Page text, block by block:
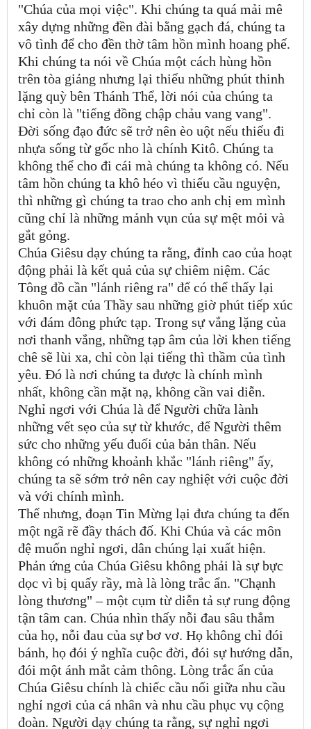
"Chúa của mọi việc". Khi chúng ta quá mải mê
xây dựng những đền đài bằng gạch đá, chúng ta
vô tình để cho đền thờ tâm hồn mình hoang phế.
Khi chúng ta nói về Chúa một cách hùng hồn
trên tòa giảng nhưng lại thiếu những phút thinh
lặng quỳ bên Thánh Thể, lời nói của chúng ta
chỉ còn là "tiếng đồng chập chảu vang vang".
Đời sống đạo đức sẽ trở nên èo uột nếu thiếu đi
nhựa sống từ gốc nho là chính Kitô. Chúng ta
không thể cho đi cái mà chúng ta không có. Nếu
tâm hồn chúng ta khô héo vì thiếu cầu nguyện,
thì những gì chúng ta trao cho anh chị em mình
cũng chỉ là những mảnh vụn của sự mệt mỏi và
gắt gỏng.
Chúa Giêsu dạy chúng ta rằng, đỉnh cao của hoạt
động phải là kết quả của sự chiêm niệm. Các
Tông đồ cần "lánh riêng ra" để có thể thấy lại
khuôn mặt của Thầy sau những giờ phút tiếp xúc
với đám đông phức tạp. Trong sự vắng lặng của
nơi thanh vắng, những tạp âm của lời khen tiếng
chê sẽ lùi xa, chỉ còn lại tiếng thì thầm của tình
yêu. Đó là nơi chúng ta được là chính mình
nhất, không cần mặt nạ, không cần vai diễn.
Nghỉ ngơi với Chúa là để Người chữa lành
những vết sẹo của sự từ khước, để Người thêm
sức cho những yếu đuối của bản thân. Nếu
không có những khoảnh khắc "lánh riêng" ấy,
chúng ta sẽ sớm trở nên cay nghiệt với cuộc đời
và với chính mình.
Thế nhưng, đoạn Tin Mừng lại đưa chúng ta đến
một ngã rẽ đầy thách đố. Khi Chúa và các môn
đệ muốn nghỉ ngơi, dân chúng lại xuất hiện.
Phản ứng của Chúa Giêsu không phải là sự bực
dọc vì bị quấy rầy, mà là lòng trắc ẩn. "Chạnh
lòng thương" – một cụm từ diễn tả sự rung động
tận tâm can. Chúa nhìn thấy nỗi đau sâu thẳm
của họ, nỗi đau của sự bơ vơ. Họ không chỉ đói
bánh, họ đói ý nghĩa cuộc đời, đói sự hướng dẫn,
đói một ánh mắt cảm thông. Lòng trắc ẩn của
Chúa Giêsu chính là chiếc cầu nối giữa nhu cầu
nghỉ ngơi của cá nhân và nhu cầu phục vụ cộng
đoàn. Người dạy chúng ta rằng, sự nghỉ ngơi